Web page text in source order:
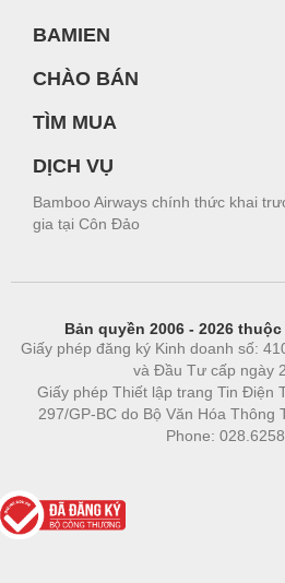
BAMIEN
CHÀO BÁN
TÌM MUA
DỊCH VỤ
Bamboo Airways chính thức khai
gia tại Côn Đảo
Bản quyền 2006 - 2026
Giấy phép đăng ký Kinh doanh số:
và Đầu Tư cấp ngày
Giấy phép Thiết lập trang Tin Điện
297/GP-BC do Bộ Văn Hóa Thông
Phone: